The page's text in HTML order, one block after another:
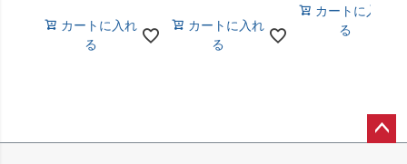
カートに入れ
る
カートに入れ
る
カートに入れ
る